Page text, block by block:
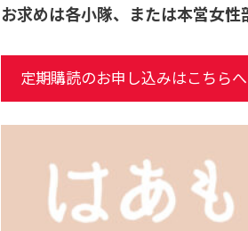
お求めは各小隊、または本営女性
定期購読のお申し込みはこちらへ